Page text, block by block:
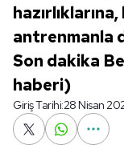
antrenmanla
Son dakika
haberi)
Giriş Tarihi:28 Nisan